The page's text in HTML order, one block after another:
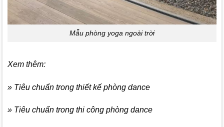
Mẫu phòng yoga ngoài trời
Xem thêm:
» Tiêu chuẩn trong thiết kế phòng dance
» Tiêu chuẩn trong thi công phòng dance